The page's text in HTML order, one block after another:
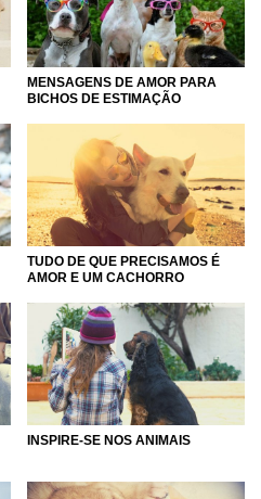
MENSAGENS DE AMOR PARA
BICHOS DE ESTIMAÇÃO
TUDO DE QUE PRECISAMOS É
AMOR E UM CACHORRO
INSPIRE-SE NOS ANIMAIS